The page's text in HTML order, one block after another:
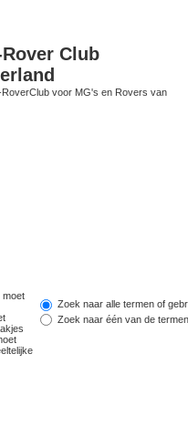
Rover Club
RoverClub voor MG's en Rovers van
moet
Zoek naar alle termen of
Zoek naar één van de